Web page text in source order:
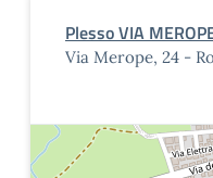
Plesso VIA
Via Merope, 24 -